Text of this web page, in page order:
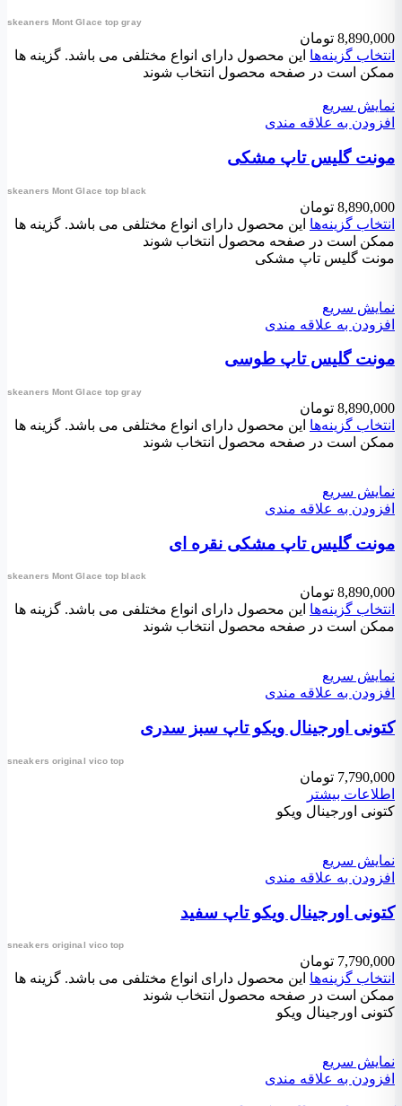
skeaners Mont Glace top gray
8,890,000 تومان
انتخاب گزینه‌ها این محصول دارای انواع مختلفی می باشد. گزینه ها
ممکن است در صفحه محصول انتخاب شوند
نمایش سریع
افزودن به علاقه مندی
مونت گلیس تاپ مشکی
skeaners Mont Glace top black
8,890,000 تومان
انتخاب گزینه‌ها این محصول دارای انواع مختلفی می باشد. گزینه ها
ممکن است در صفحه محصول انتخاب شوند
مونت گلیس تاپ مشکی
نمایش سریع
افزودن به علاقه مندی
مونت گلیس تاپ طوسی
skeaners Mont Glace top gray
8,890,000 تومان
انتخاب گزینه‌ها این محصول دارای انواع مختلفی می باشد. گزینه ها
ممکن است در صفحه محصول انتخاب شوند
نمایش سریع
افزودن به علاقه مندی
مونت گلیس تاپ مشکی نقره ای
skeaners Mont Glace top black
8,890,000 تومان
انتخاب گزینه‌ها این محصول دارای انواع مختلفی می باشد. گزینه ها
ممکن است در صفحه محصول انتخاب شوند
نمایش سریع
افزودن به علاقه مندی
کتونی اورجینال ویکو تاپ سبز سدری
sneakers original vico top
7,790,000 تومان
اطلاعات بیشتر
کتونی اورجینال ویکو
نمایش سریع
افزودن به علاقه مندی
کتونی اورجینال ویکو تاپ سفید
sneakers original vico top
7,790,000 تومان
انتخاب گزینه‌ها این محصول دارای انواع مختلفی می باشد. گزینه ها
ممکن است در صفحه محصول انتخاب شوند
کتونی اورجینال ویکو
نمایش سریع
افزودن به علاقه مندی